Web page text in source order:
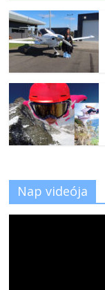
Nap videója